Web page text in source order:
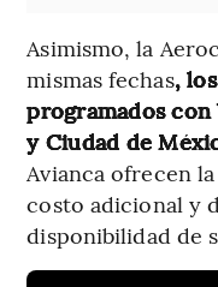
Asimismo, la
mismas fechas,
programados
y Ciudad de
Avianca ofrecen
costo adicional y
disponibilidad de